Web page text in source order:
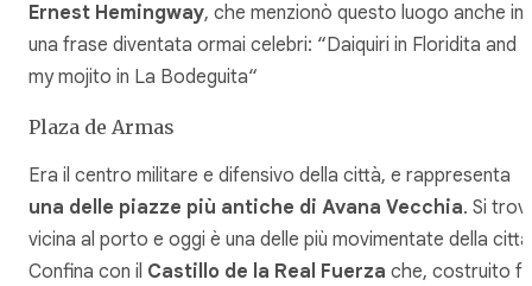
Ernest Hemingway, che menzionò questo luogo anche in
una frase diventata ormai celebri: “Daiquiri in Floridita and
my mojito in La Bodeguita“
Plaza de Armas
Era il centro militare e difensivo della città, e rappresenta
una delle piazze più antiche di Avana Vecchia. Si
vicina al porto e oggi è una delle più movimentate della
Confina con il Castillo de la Real Fuerza che, costruito